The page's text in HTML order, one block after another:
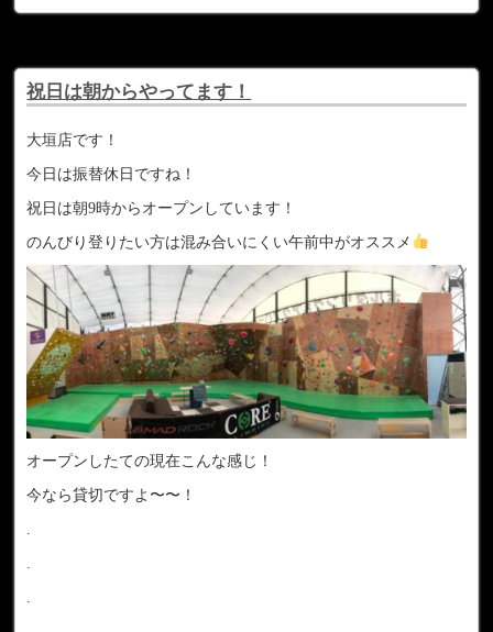
祝日は朝からやってます！
大垣店です！
今日は振替休日ですね！
祝日は朝9時からオープンしています！
のんびり登りたい方は混み合いにくい午前中がオススメ
オープンしたての現在こんな感じ！
今なら貸切ですよ〜〜！